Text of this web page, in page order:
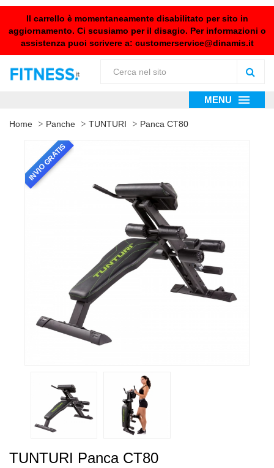
Il carrello è momentaneamente disabilitato per sito in
aggiornamento. Ci scusiamo per il disagio. Per informazioni o
assistenza puoi scrivere a: customerservice@dinamis.it
MENU
Home Panche TUNTURI Panca CT80
INVIO GRATIS
TUNTURI Panca CT80